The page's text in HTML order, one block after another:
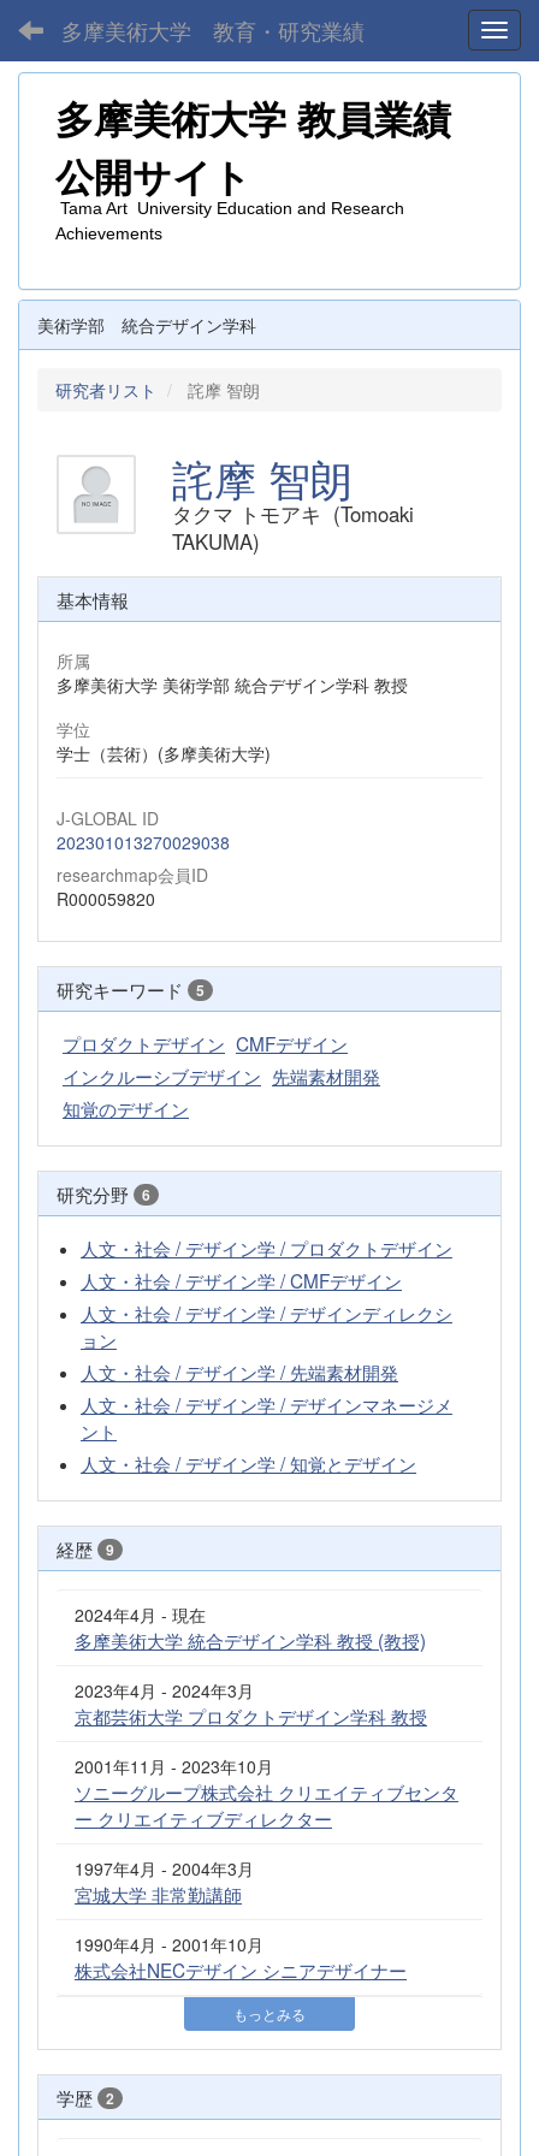
多摩美術大学 教育・研究業績
多摩美術大学 教員業績
公開サイト
Tama Art University Education and Research
Achievements
美術学部 統合デザイン学科
研究者リスト 詫摩 智朗
詫摩 智朗
タクマ トモアキ (Tomoaki
TAKUMA)
基本情報
所属
多摩美術大学 美術学部 統合デザイン学科 教授
学位
学士（芸術）(多摩美術大学)
J-GLOBAL ID
202301013270029038
researchmap会員ID
R000059820
研究キーワード 5
プロダクトデザイン CMFデザイン
インクルーシブデザイン 先端素材開発
知覚のデザイン
研究分野 6
人文・社会 / デザイン学 / プロダクトデザイン
人文・社会 / デザイン学 / CMFデザイン
人文・社会 / デザイン学 / デザインディレクシ
ョン
人文・社会 / デザイン学 / 先端素材開発
人文・社会 / デザイン学 / デザインマネージメ
ント
人文・社会 / デザイン学 / 知覚とデザイン
経歴 9
2024年4月 - 現在
多摩美術大学 統合デザイン学科 教授 (教授)
2023年4月 - 2024年3月
京都芸術大学 プロダクトデザイン学科 教授
2001年11月 - 2023年10月
ソニーグループ株式会社 クリエイティブセンタ
ー クリエイティブディレクター
1997年4月 - 2004年3月
宮城大学 非常勤講師
1990年4月 - 2001年10月
株式会社NECデザイン シニアデザイナー
もっとみる
学歴 2